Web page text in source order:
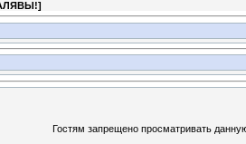
]
Гостям запрещено просматривать